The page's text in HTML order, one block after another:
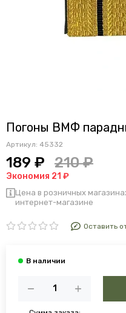
Погоны ВМФ
Артикул: 45332
189 ₽ 210 ₽
Экономия 21 ₽
Цена в розничных
интернет-магазине
Оставить